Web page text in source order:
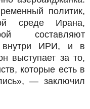
политик,
среде Ирана,
составляют
внутри ИРИ, и в
выступает за то,
которые есть в
— заключил